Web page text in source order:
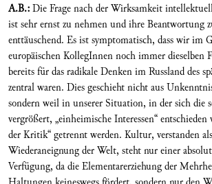
A.B.:Die Frage nach der Wirksamkeit
ist sehr ernst zu nehmen und ihre Beantwortung
enttäuschend. Es ist symptomatisch, dass wir im
europäischen KollegInnen noch immer dieselben
bereits für das radikale Denken im Russland des
zentral waren. Dies geschieht nicht aus
sondern weil in unserer Situation, in der sich die
vergrößert, „einheimische Interessen“
der Kritik“ getrennt werden. Kultur, verstanden
Wiederaneignung der Welt, steht nur einer
Verfügung, da die Elementarerziehung der